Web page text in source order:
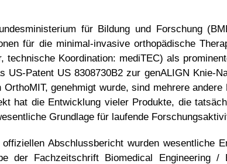
für Bildung und Forschung
für die minimal-invasive orthopädische
technische Koordination: mediTEC) als
US-Patent US 8308730B2 zur genALIGN Knie-
genehmigt wurde, sind mehrere andere
hat die Entwicklung vieler Produkte, die
Grundlage für laufende
Abschlussbericht wurden wesentliche
der Fachzeitschrift Biomedical Engineering /